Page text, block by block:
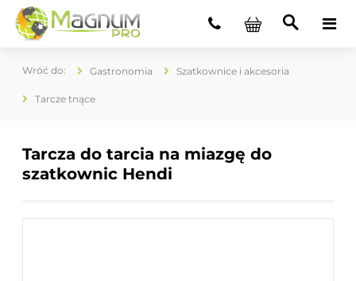
Gastronomia Szatkownice i akcesoria
Tarcze tnące
Tarcza do tarcia na miazgę do
szatkownic Hendi